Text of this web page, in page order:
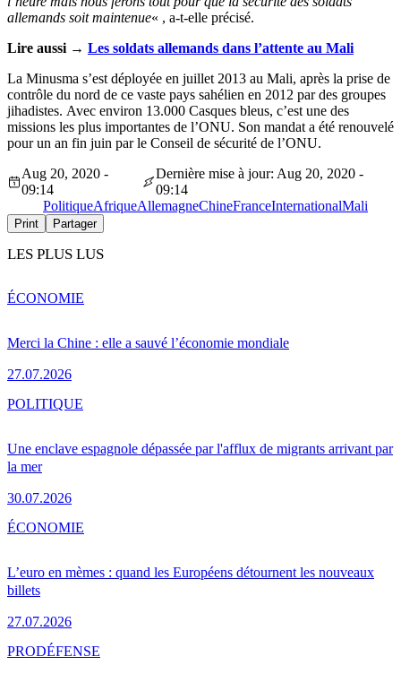
allemands soit maintenue« , a-t-elle précisé.
Lire aussi → Les soldats allemands dans l’attente au Mali
La Minusma s’est déployée en juillet 2013 au Mali, après la prise de
contrôle du nord de ce vaste pays sahélien en 2012 par des groupes
jihadistes. Avec environ 13.000 Casques bleus, c’est une des
missions les plus importantes de l’ONU. Son mandat a été renouvelé
pour un an fin juin par le Conseil de sécurité de l’ONU.
Aug 20, 2020 -
09:14
Dernière mise à jour: Aug 20, 2020 -
09:14
PolitiqueAfriqueAllemagneChineFranceInternationalMali
Print Partager
LES PLUS LUS
Merci la Chine : elle a sauvé l’économie mondiale
27.07.2026
ÉCONOMIE
Une enclave espagnole dépassée par l'afflux de migrants arrivant par
la mer
30.07.2026
POLITIQUE
L’euro en mèmes : quand les Européens détournent les nouveaux
billets
27.07.2026
ÉCONOMIE
PRODÉFENSE